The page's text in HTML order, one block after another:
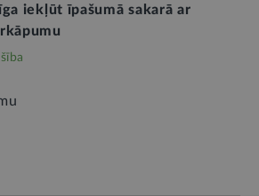
iekļūt īpašumā sakarā ar